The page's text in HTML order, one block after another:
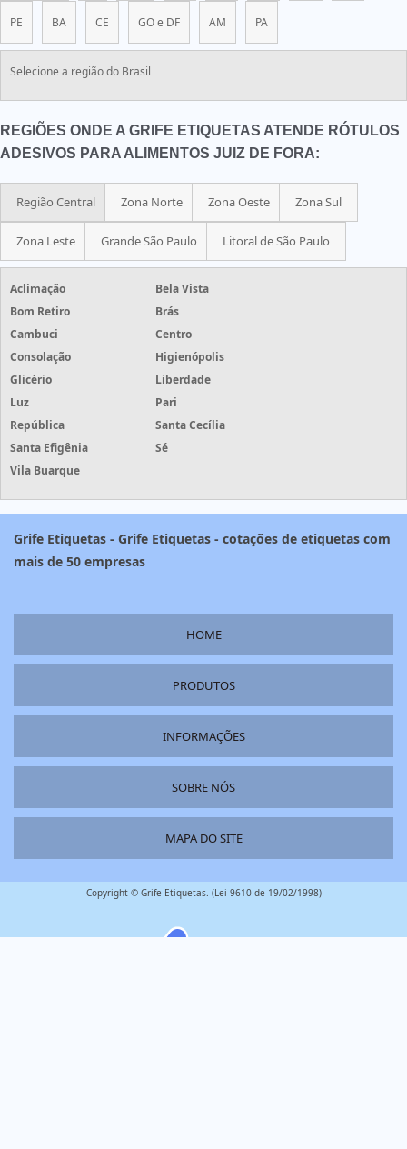
PE BA CE GO e DF AM PA
Selecione a região do Brasil
REGIÕES ONDE A GRIFE ETIQUETAS ATENDE RÓTULOS
ADESIVOS PARA ALIMENTOS JUIZ DE FORA:
Região Central Zona Norte Zona Oeste Zona Sul
Zona Leste Grande São Paulo Litoral de São Paulo
Aclimação
Bela Vista
Bom Retiro
Brás
Cambuci
Centro
Consolação
Higienópolis
Glicério
Liberdade
Luz
Pari
República
Santa Cecília
Santa Efigênia
Sé
Vila Buarque
Grife Etiquetas - Grife Etiquetas - cotações de etiquetas com
mais de 50 empresas
HOME
PRODUTOS
INFORMAÇÕES
SOBRE NÓS
MAPA DO SITE
Copyright © Grife Etiquetas. (Lei 9610 de 19/02/1998)